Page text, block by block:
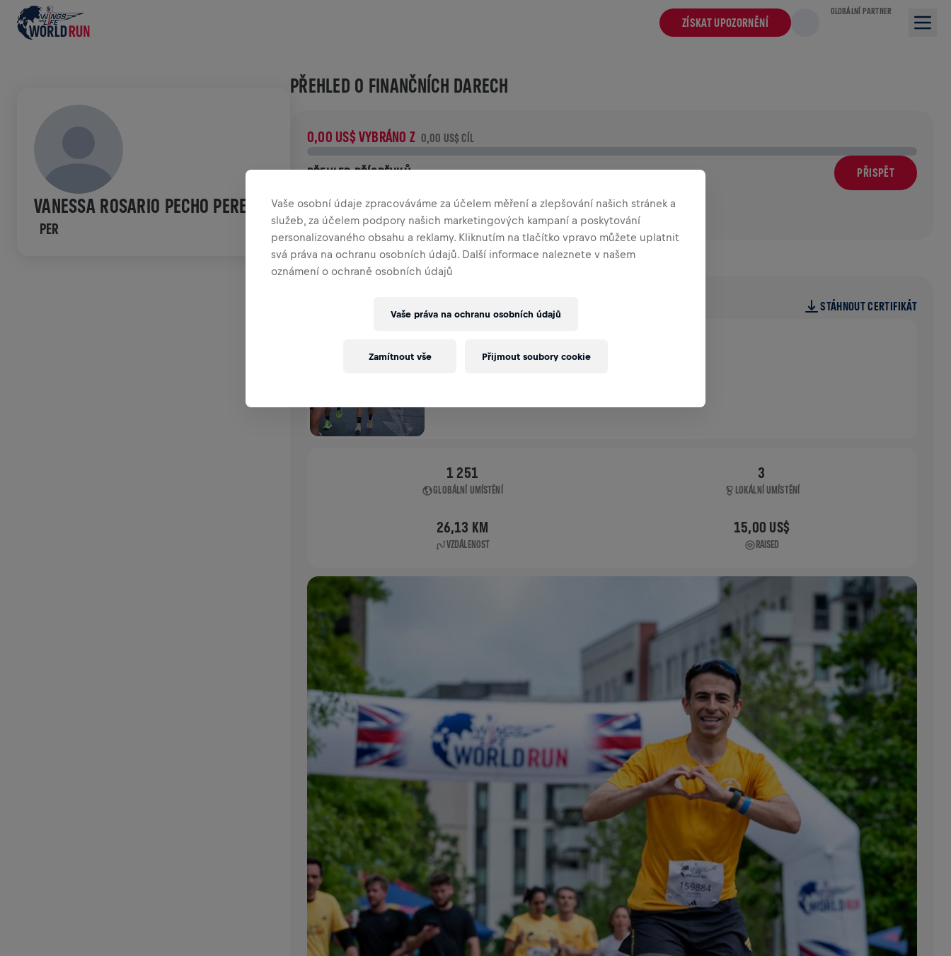
ZÍSKAT UPOZORNĚNÍ
GLOBÁLNÍ PARTNER
VANESSA ROSARIO PECHO PEREZ
PER
PŘEHLED O FINANČNÍCH DARECH
0,00 US$ VYBRÁNO Z 0,00 US$ CÍL
PŘEHLED PŘÍSPĚVKŮ PŘISPĚT
Přispěj ke změně! 100% z tvého příspěvku jde přímo na výzkum
poranění míchy.
HISTORIE
WINGS FOR LIFE WORLD RUN STÁHNOUT CERTIFIKÁT
LIMA
1 251
GLOBÁLNÍ UMÍSTĚNÍ
3
LOKÁLNÍ UMÍSTĚNÍ
26,13 KM
VZDÁLENOST
15,00 US$
RAISED
Vaše osobní údaje zpracováváme za účelem měření a zlepšování našich stránek a
služeb, za účelem podpory našich marketingových kampaní a poskytování
personalizovaného obsahu a reklamy. Kliknutím na tlačítko vpravo můžete uplatnit
svá práva na ochranu osobních údajů. Další informace naleznete v našem
oznámení o ochraně osobních údajů
Vaše práva na ochranu osobních údajů
Zamítnout vše Přijmout soubory cookie